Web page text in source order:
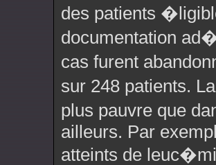
des patients
documentation
cas furent
sur 248 patients.
plus pauvre que
ailleurs. Par
atteints de